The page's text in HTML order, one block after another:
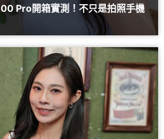
Pro開箱實測！不只是拍照手機